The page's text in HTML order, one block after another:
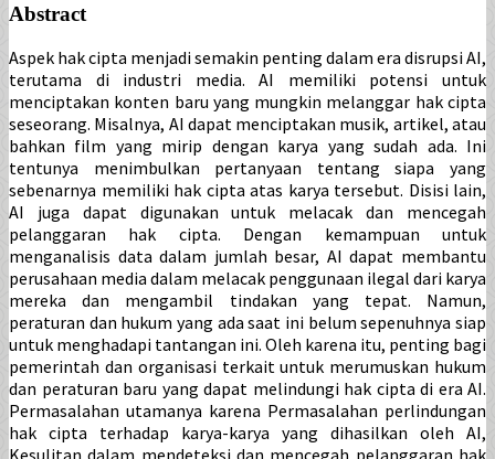
Abstract
Aspek hak cipta menjadi semakin penting dalam era disrupsi AI,
terutama di industri media. AI memiliki potensi untuk
menciptakan konten baru yang mungkin melanggar hak cipta
seseorang. Misalnya, AI dapat menciptakan musik, artikel, atau
bahkan film yang mirip dengan karya yang sudah ada. Ini
tentunya menimbulkan pertanyaan tentang siapa yang
sebenarnya memiliki hak cipta atas karya tersebut. Disisi lain,
AI juga dapat digunakan untuk melacak dan mencegah
pelanggaran hak cipta. Dengan kemampuan untuk
menganalisis data dalam jumlah besar, AI dapat membantu
perusahaan media dalam melacak penggunaan ilegal dari karya
mereka dan mengambil tindakan yang tepat. Namun,
peraturan dan hukum yang ada saat ini belum sepenuhnya siap
untuk menghadapi tantangan ini. Oleh karena itu, penting bagi
pemerintah dan organisasi terkait untuk merumuskan hukum
dan peraturan baru yang dapat melindungi hak cipta di era AI.
Permasalahan utamanya karena Permasalahan perlindungan
hak cipta terhadap karya-karya yang dihasilkan oleh AI,